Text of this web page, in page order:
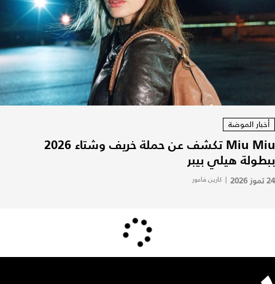
أخبار الموضة
Miu Miu تكشف عن حملة خريف وشتاء 2026
ببطولة هيلي بيبر
24 تموز 2026 | كارين فاعور